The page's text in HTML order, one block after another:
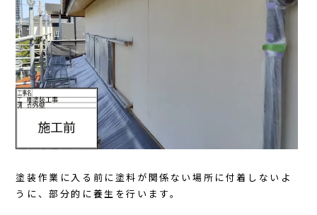
塗装作業に入る前に塗料が関係ない場所に付着しないよ
うに、部分的に養生を行います。